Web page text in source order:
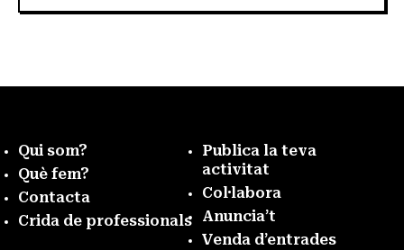
Qui som?
Què fem?
Contacta
Crida de professionals
Publica la teva
activitat
Col·labora
Anuncia’t
Venda d’entrades